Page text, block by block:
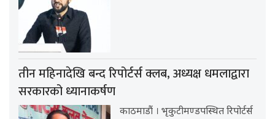
तीन महिनादेखि बन्द रिपोर्टर्स क्लब, अध्यक्ष धमलाद्वारा
सरकारको ध्यानाकर्षण
काठमाडौं । भृकुटीमण्डपस्थित रिपोर्टर्स